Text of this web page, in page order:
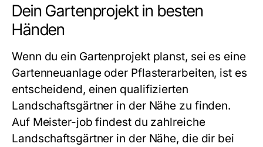
Dein Gartenprojekt in besten
Händen
Wenn du ein Gartenprojekt planst, sei es eine
Gartenneuanlage oder Pflasterarbeiten, ist es
entscheidend, einen qualifizierten
Landschaftsgärtner in der Nähe zu finden.
Auf Meister-job findest du zahlreiche
Landschaftsgärtner in der Nähe, die dir bei